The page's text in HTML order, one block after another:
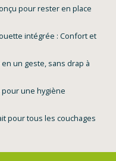
pour rester en place
intégrée : Confort et
un geste, sans drap à
pour une hygiène
pour tous les couchages